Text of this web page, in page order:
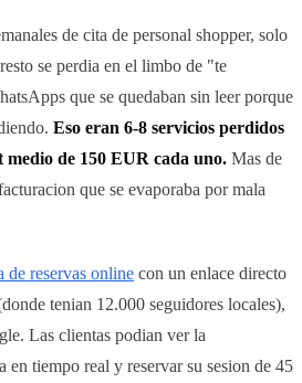
de cita de personal shopper, solo
se perdia en el limbo de "te
que se quedaban sin leer porque
Eso eran 6-8 servicios perdidos
de 150 EUR cada uno. Mas de
que se evaporaba por mala
de reservas online con un enlace directo
tenian 12.000 seguidores locales),
Las clientas podian ver la
en tiempo real y reservar su sesion de 45